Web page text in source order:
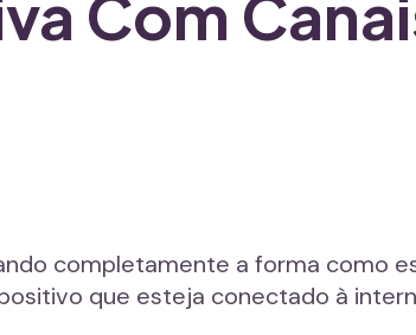
completamente a forma como
que esteja conectado à